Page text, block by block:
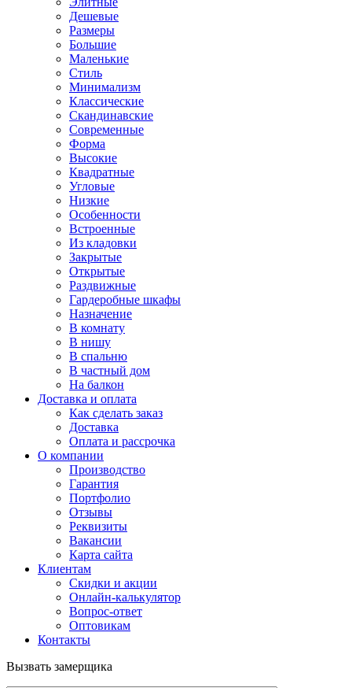
Дешевые
Размеры
Большие
Маленькие
Стиль
Минимализм
Классические
Скандинавские
Современные
Форма
Высокие
Квадратные
Угловые
Низкие
Особенности
Встроенные
Из кладовки
Закрытые
Открытые
Раздвижные
Гардеробные шкафы
Назначение
В комнату
В нишу
В спальню
В частный дом
На балкон
Доставка и оплата
Как сделать заказ
Доставка
Оплата и рассрочка
О компании
Производство
Гарантия
Портфолио
Отзывы
Реквизиты
Вакансии
Карта сайта
Клиентам
Скидки и акции
Онлайн-калькулятор
Вопрос-ответ
Оптовикам
Контакты
Вызвать замерщика